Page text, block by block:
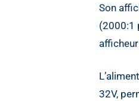
Son
(2000:1
32V,